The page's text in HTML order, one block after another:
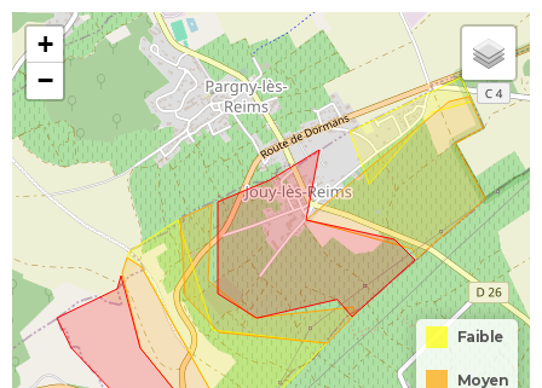
+
−
Faible
Moyen